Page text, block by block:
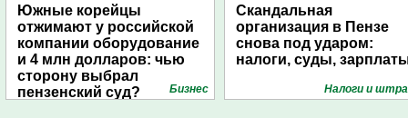
Южные корейцы
отжимают у российской
компании оборудование
и 4 млн долларов: чью
сторону выбрал
пензенский суд?
Бизнес
Скандальная
организация в Пензе
снова под ударом:
налоги, суды,
Налоги и